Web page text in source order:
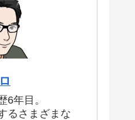
6年目。
るさまざまな